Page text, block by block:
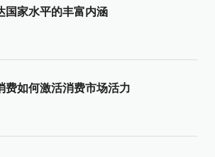
国家水平的丰富内涵
费如何激活消费市场活力